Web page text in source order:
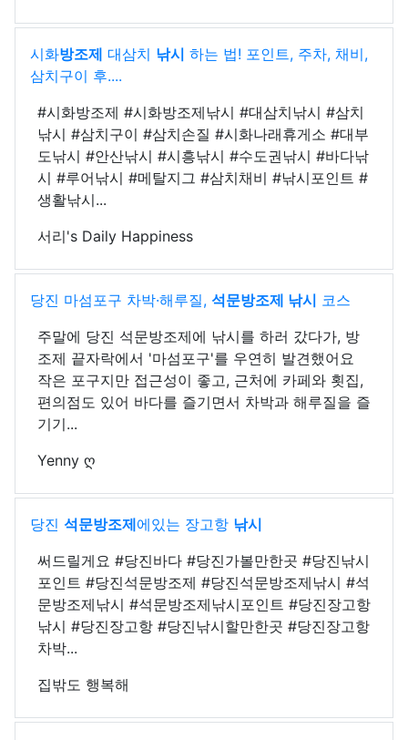
시화방조제 대삼치 낚시 하는 법! 포인트, 주차, 채비,
삼치구이 후....
#시화방조제 #시화방조제낚시 #대삼치낚시 #삼치
낚시 #삼치구이 #삼치손질 #시화나래휴게소 #대부
도낚시 #안산낚시 #시흥낚시 #수도권낚시 #바다낚
시 #루어낚시 #메탈지그 #삼치채비 #낚시포인트 #
생활낚시...
서리's Daily Happiness
당진 마섬포구 차박·해루질, 석문방조제 낚시 코스
주말에 당진 석문방조제에 낚시를 하러 갔다가, 방
조제 끝자락에서 '마섬포구'를 우연히 발견했어요
작은 포구지만 접근성이 좋고, 근처에 카페와 횟집,
편의점도 있어 바다를 즐기면서 차박과 해루질을 즐
기기...
Yenny ღ
당진 석문방조제에있는 장고항 낚시
써드릴게요 #당진바다 #당진가볼만한곳 #당진낚시
포인트 #당진석문방조제 #당진석문방조제낚시 #석
문방조제낚시 #석문방조제낚시포인트 #당진장고항
낚시 #당진장고항 #당진낚시할만한곳 #당진장고항
차박...
집밖도 행복해